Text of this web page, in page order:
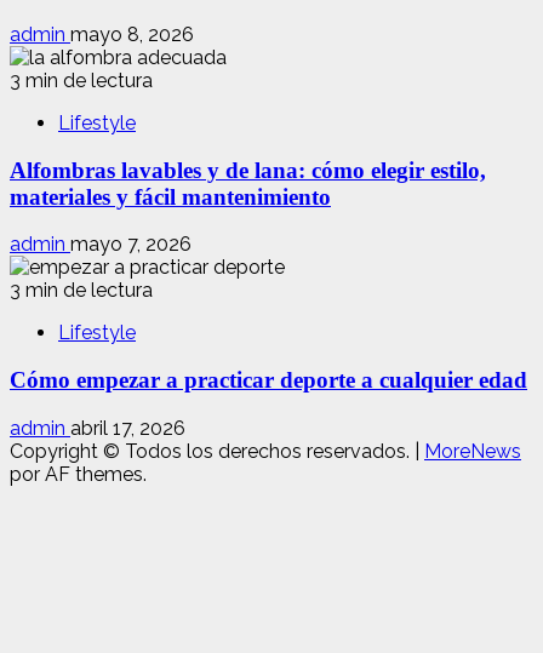
admin mayo 8, 2026
3 min de lectura
Lifestyle
Alfombras lavables y de lana: cómo elegir estilo,
materiales y fácil mantenimiento
admin mayo 7, 2026
3 min de lectura
Lifestyle
Cómo empezar a practicar deporte a cualquier edad
admin abril 17, 2026
Copyright © Todos los derechos reservados.
MoreNews
por AF themes.